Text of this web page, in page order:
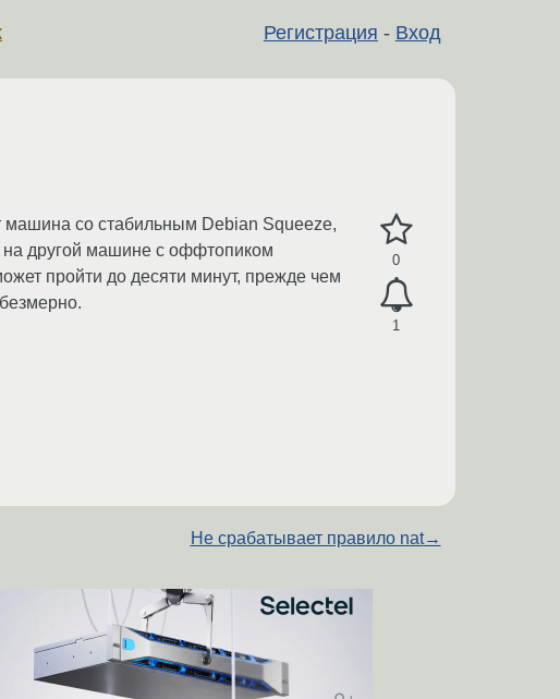
Регистрация - Вход
0
1
машина со стабильным Debian Squeeze,
на другой машине с оффтопиком
пройти до десяти минут, прежде чем
Не срабатывает правило nat→